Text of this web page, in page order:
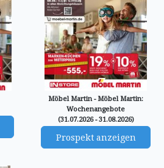
Möbel Martin - Möbel Martin:
Wochenangebote
(31.07.2026 - 31.08.2026)
Prospekt anzeigen